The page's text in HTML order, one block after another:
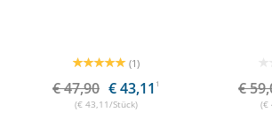
(1)
€ 47,90 € 43,11 1
(€ 43,11/Stück)
€
(€